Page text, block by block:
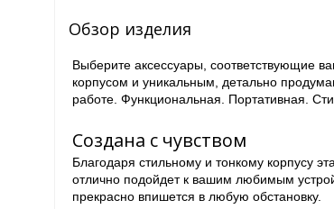
Обзор изделия
Выберите аксессуары, соответствующие
корпусом и уникальным, детально
работе. Функциональная. Портативная.
Создана с чувством
Благодаря стильному и тонкому корпусу
отлично подойдет к вашим любимым
прекрасно впишется в любую обстановку.